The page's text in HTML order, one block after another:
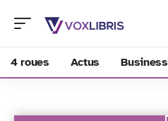
4 roues Actus Business